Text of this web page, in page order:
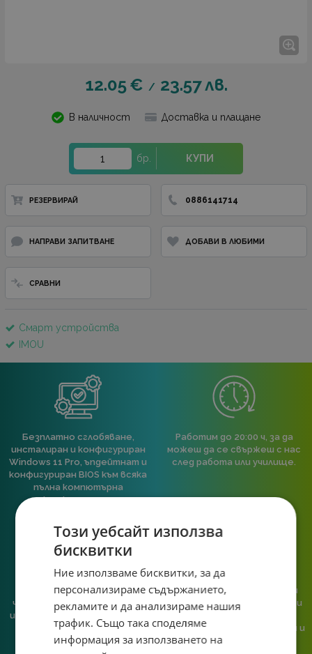
12.05€ / 23.57лв.
В наличност Доставка и плащане
бр. КУПИ
РЕЗЕРВИРАЙ 0886141714
НАПРАВИ ЗАПИТВАНЕ ДОБАВИ В ЛЮБИМИ
СРАВНИ
Смарт устройства
IMOU
Безплатно сглобяване,
инсталиран и конфигуриран
Windows 11 Pro, ъпдейтнат и
конфигуриран BIOS към всяка
пълна компютърна
конфигурация.
Работим до 20:00 ч, за да
можеш да се свържеш с нас
след работа или училище.
При нас говориш с реален
човек, не с чатбот, когато
имаш нужда от консултация
или справяне с проблем.
Сглобяваме, поддържаме и
обслужваме. Като магазин и
гарантираме бърза реакция и
познаване на твоята
Този уебсайт използва
бисквитки
Ние използваме бисквитки, за да
персонализираме съдържанието,
рекламите и да анализираме нашия
трафик. Също така споделяме
информация за използването на